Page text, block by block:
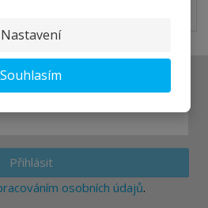
Nastavení
Souhlasím
nic neunikne
Přihlásit
osobních údajů.